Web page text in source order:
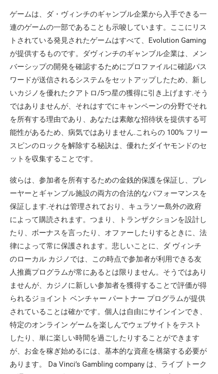
ゲームは、ダ・ヴィンチのギャンブル企業から入手できる一
連のゲームの一部であることも示唆しています。ここにリス
トされている発見されたゲームはすべて、Evolution Gaming
が提供するものです。ダヴィンチのギャンブル企業は、メン
バーシップの開発を確認するためにプロファイルに確認パス
ワードが送信されるシステムをセットアップしたため、新し
いカジノを優れたクアトロ/5つ星の獲得に引き上げます.そう
ではありませんが、それはすでにキャンペーンの分野でそれ
を所有する理由であり、あなたは素敵な招待状を提供する可
能性があるため、病気ではありません.これらの 100% フリー
スピンのロックを解除する秘訣は、優れたダイヤモンドのセ
ットを収集することです。
彼らは、参加者を所有するための金銭的保護を保証し、プレ
ーヤーとギャンブル施設の両方の合法的なパフォーマンスを
保証します.それは管理されており、キュラソー島外の政府
によって購読されます。つまり、トランザクションを設計し
たり、ボーナスを言ったり、オファーしたりするときに、法
律によって常に保護されます。悲しいことに、ダ ヴィンチ
のローカル カジノでは、この時点で参加者が利用できる友
人推薦プログラムが常にあるとは限りません。そうではあり
ませんが、カジノに新しい参加者を獲得することで評価が得
られるジョイント ベンチャー パートナー プログラムが提供
されていることは確かです。個人は自由にサインインでき、
特定のオンライン ゲームを楽しんでウェブサイトをテスト
したり、単に楽しい時間を過ごしたりすることができます
が、お金を稼ぎ始めるには、基本的な資産を構築する必要が
あります。 Da Vinci’s Gambling company は、ライブ トーク